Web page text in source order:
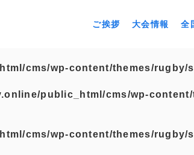
ご挨拶 大会情報 全
cms/wp-content/themes/rugby/
public_html/cms/wp-
cms/wp-content/themes/rugby/